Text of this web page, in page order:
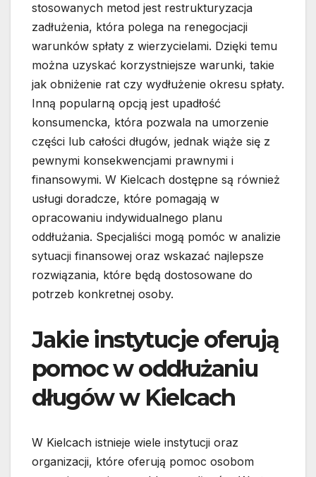
stosowanych metod jest restrukturyzacja
zadłużenia, która polega na renegocjacji
warunków spłaty z wierzycielami. Dzięki temu
można uzyskać korzystniejsze warunki, takie
jak obniżenie rat czy wydłużenie okresu spłaty.
Inną popularną opcją jest upadłość
konsumencka, która pozwala na umorzenie
części lub całości długów, jednak wiąże się z
pewnymi konsekwencjami prawnymi i
finansowymi. W Kielcach dostępne są również
usługi doradcze, które pomagają w
opracowaniu indywidualnego planu
oddłużania. Specjaliści mogą pomóc w analizie
sytuacji finansowej oraz wskazać najlepsze
rozwiązania, które będą dostosowane do
potrzeb konkretnej osoby.
Jakie instytucje oferują
pomoc w oddłużaniu
długów w Kielcach
W Kielcach istnieje wiele instytucji oraz
organizacji, które oferują pomoc osobom